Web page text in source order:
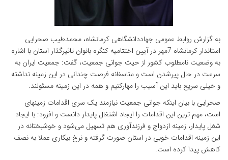
به گزارش روابط عمومی جهاددانشگاهی کرمانشاه، محمدطیب صحرایی
استاندار کرمانشاه 7مهر در آیین اختتامیه کنگره بانوان تاثیرگذار استان با اشاره
به وضعیت نامطلوب کشور از حیث جوانی جمعیت، گفت:‌ جمعیت ایران به
سرعت در حال پیرشدن است و متاسفانه فرصت چندانی در این زمینه نداشته
و خیلی سریع باید این آسیب را مهارکنیم و همه در این زمینه مسئولند.
صحرایی با بیان اینکه جوانی جمعیت نیازمند یک سری اقدامات زمینه‏ای
است، مهم ترین این اقدامات را ایجاد اشتغال پایدار دانست و افزود: با ایجاد
شغل پایدار، زمینه ازدواج و فرزندآوری هم تسهیل می‌شود و خوشبختانه در
این زمینه اقدامات خوبی در استان صورت گرفته و نرخ بیکاری عملا به نصف
کاهش پیدا کرده است.